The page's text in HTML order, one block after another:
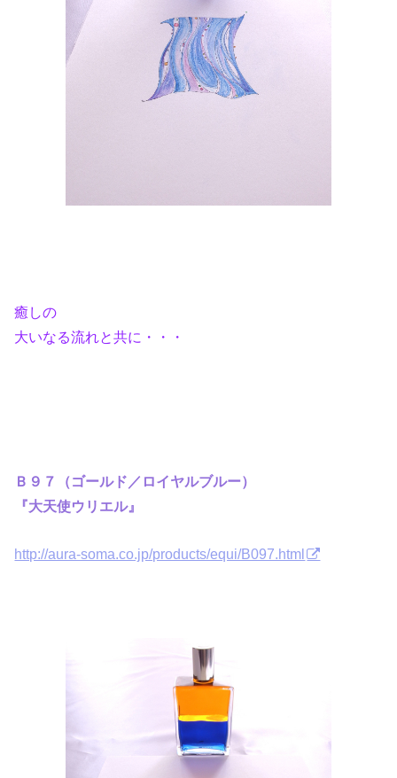
癒しの
大いなる流れと共に・・・
Ｂ９７（ゴールド／ロイヤルブルー）
『大天使ウリエル』
http://aura-soma.co.jp/products/equi/B097.html